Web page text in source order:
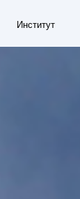
Достижения